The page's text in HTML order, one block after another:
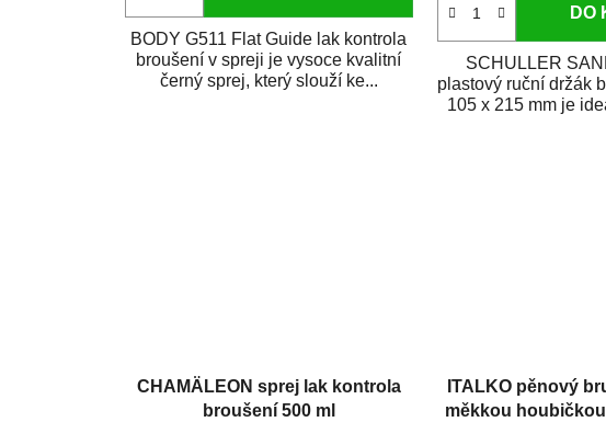
BODY G511 Flat Guide lak kontrola
broušení v spreji je vysoce kvalitní
černý sprej, který slouží ke...
DO
SCHULLER
plastový ruční držák
105 x 215 mm je
CHAMÄLEON sprej lak kontrola
broušení 500 ml
ITALKO pěnový
měkkou houbičkou